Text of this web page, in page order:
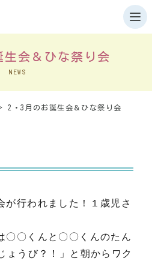
生会＆ひな祭り会
NEWS
2・3月のお誕生会＆ひな祭り会
が行われました！１歳児さ
〇〇くんと〇〇くんのたん
ょうび？！」と朝からワク